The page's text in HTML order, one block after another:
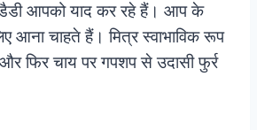
आपको याद कर रहे हैं। आप के
आना चाहते हैं। मित्र स्वाभाविक रूप
फिर चाय पर गपशप से उदासी फुर्र